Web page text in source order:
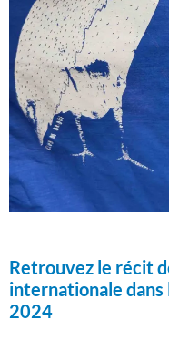
Retrouvez le récit
internationale
2024